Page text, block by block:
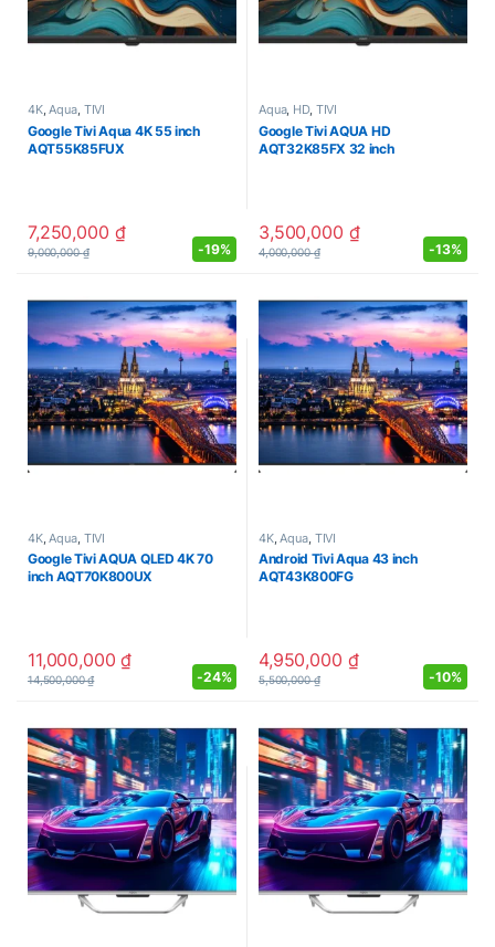
4K,Aqua, TIVI
Google Tivi Aqua 4K 55 inch
AQT55K85FUX
7,250,000 ₫
9,000,000₫ -19%
Aqua, HD, TIVI
Google Tivi AQUA HD
AQT32K85FX 32 inch
3,500,000 ₫
4,000,000₫ -13%
4K, Aqua, TIVI
Google Tivi AQUA QLED 4K 70
inch AQT70K800UX
11,000,000₫
14,500,000₫ -24%
4K, Aqua, TIVI
Android Tivi Aqua 43 inch
AQT43K800FG
4,950,000 ₫
5,500,000₫ -10%